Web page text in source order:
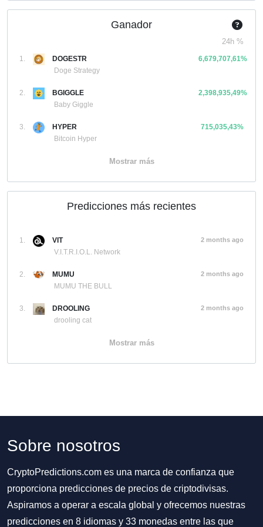
Ganador
24h %
1.
DOGESTR
Doge Strategy
6,679,707,61%
2.
BGIGGLE
Baby Giggle
2,398,935,49%
3.
HYPER
Bitcoin Hyper
715,035,43%
Mostrar más
Predicciones más recientes
1.
VIT
V.I.T.R.I.O.L. Network
2 months ago
2.
MUMU
MUMU THE BULL
2 months ago
3.
DROOLING
drooling cat
2 months ago
Mostrar más
Sobre nosotros
CryptoPredictions.com es una marca de confianza que
proporciona predicciones de precios de criptodivisas.
Aspiramos a operar a escala global y ofrecemos nuestras
predicciones en 8 idiomas y 33 monedas entre las que